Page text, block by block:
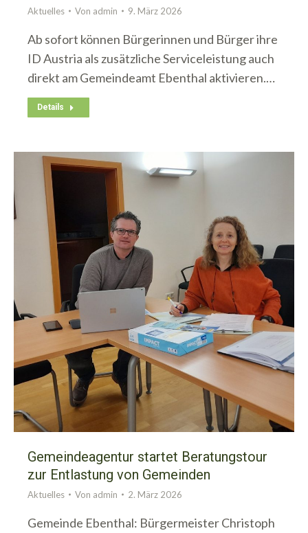
Aktuelles Von admin 9. März 2026
Ab sofort können Bürgerinnen und Bürger ihre
ID Austria als zusätzliche Serviceleistung auch
direkt am Gemeindeamt Ebenthal aktivieren.…
Details
Gemeindeagentur startet Beratungstour
zur Entlastung von Gemeinden
Aktuelles Von admin 2. März 2026
Gemeinde Ebenthal: Bürgermeister Christoph